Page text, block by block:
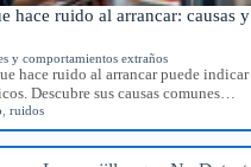
hace ruido al arrancar: causas y
y comportamientos extraños
hace ruido al arrancar puede indicar
Descubre sus causas comunes…
,ruidos